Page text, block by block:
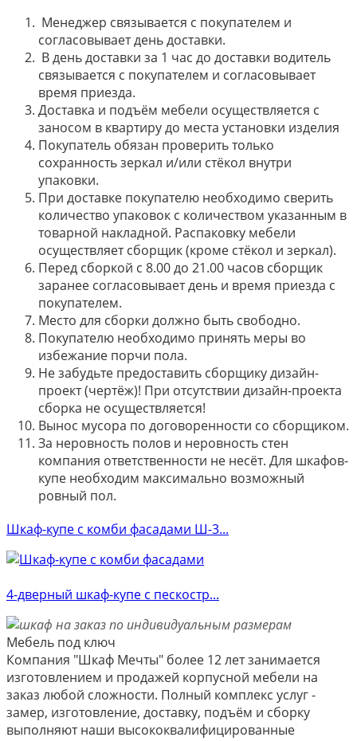
Менеджер связывается с покупателем и
согласовывает день доставки.
В день доставки за 1 час до доставки водитель
связывается с покупателем и согласовывает
время приезда.
Доставка и подъём мебели осуществляется с
заносом в квартиру до места установки изделия
Покупатель обязан проверить только
сохранность зеркал и/или стёкол внутри
упаковки.
При доставке покупателю необходимо сверить
количество упаковок с количеством указанным в
товарной накладной. Распаковку мебели
осуществляет сборщик (кроме стёкол и зеркал).
Перед сборкой с 8.00 до 21.00 часов сборщик
заранее согласовывает день и время приезда с
покупателем.
Место для сборки должно быть свободно.
Покупателю необходимо принять меры во
избежание порчи пола.
Не забудьте предоставить сборщику дизайн-
проект (чертёж)! При отсутствии дизайн-проекта
сборка не осуществляется!
Вынос мусора по договоренности со сборщиком.
За неровность полов и неровность стен
компания ответственности не несёт. Для шкафов-
купе необходим максимально возможный
ровный пол.
Шкаф-купе с комби фасадами Ш-3...
4-дверный шкаф-купе с пескостр...
Мебель под ключ
Компания "Шкаф Мечты" более 12 лет занимается
изготовлением и продажей корпусной мебели на
заказ любой сложности. Полный комплекс услуг -
замер, изготовление, доставку, подъём и сборку
выполняют наши высококвалифицированные